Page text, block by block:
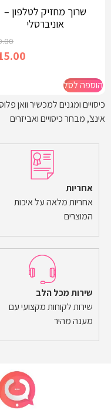
שרוך מחזיק לטלפון –
אוניברסלי
הוספה לסל
אינצ', מבחר כיסויים ואביזרים
אחריות
אחריות מלאה על איכות
המוצרים
שירות מכל הלב
שירות לקוחות מקצועי עם
מענה מהיר